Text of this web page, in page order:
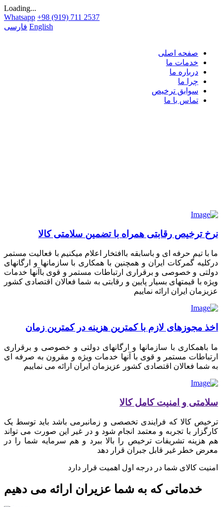
Loading...
Whatsapp +98 (919) 711 2537
فارسی English
صفحه اصلی
خدمات ما
درباره ما
چرا ما
سوابق ترخیص
تماس با ما
نرخ ترخیص رقابتی همراه با تضمین سلامتی کالا
ما با تیم حرفه ای و باسابقه باافتخار اعلام میکنیم با فعالیت مستمر
درکلیه گمرکات ایران و همچنین با همکاری با سازمانها و ارگانهای
دولتی و خصوصی و برقراری ارتباطات مستمر و قوی باآنها خدمات
ویژه با قیمتهای بسیار پایین و رقابتی به شما فعالان اقتصادی کشور
عزیزمان ایران ارائه نماییم
اخذ مجوزهای لازم با کمترین هزینه در کمترین زمان
ما باهمکاری با سازمانها و ارگانهای دولتی و خصوصی و برقراری
ارتباطات مستمر و قوی با آنها خدمات ویژه و مقرون به صرفه ای
به شما فعالان اقتصادی کشور عزیزمان ایران ارائه می نماییم
سلامتی و امنیت کامل کالا
ترخیص کالا که فرایندی تخصصی و زمانبرمی باشد باید توسط یک
کارگزار با تجربه و معتمد انجام شود و در غیر این صورت می تواند
هم هزینه تشریفات ترخیص را بالا ببرد و هم سرمایه شما را در
معرض خطر غیر قابل جبران قرار دهد
امنیت کالای شما در درجه اول اهمیت قرار دارد
خدماتی که به شما عزیران ارائه می دهیم